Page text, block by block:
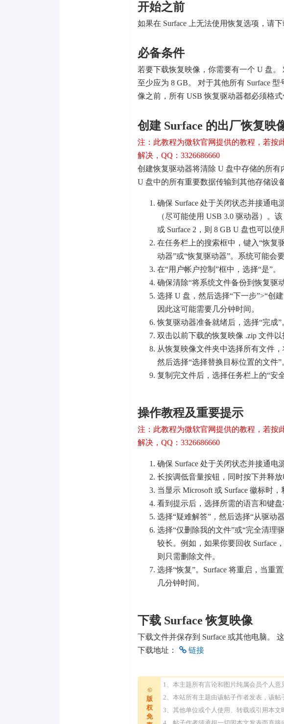
开始之前
如果在 Surface 上无法使用恢复选项，请
必备条件
若要下载恢复映像，你需要有一个 U 盘。
至少应为 8 GB。 对于其他所有 Surface
像之前，所有 USB 恢复驱动器都必须格式
创建 Surface 的出厂恢复映
注：此教程为微软官网提供的教程，若按
解决，QQ：3326686660
创建恢复驱动器将清除 U 盘中存储的所
U 盘中的所有重要数据传输到其他存储设
确保 Surface 处于关闭状态并接通电
（尽可能使用 USB 3.0 驱动器）。
或 Surface 2，则 8 GB U 盘也可以使
在任务栏上的搜索框中，键入“恢复
动器”或“恢复驱动器”。系统可能会
在“用户帐户控制”框中，选择“是”。
确保清除“将系统文件备份到恢复驱
选择 U 盘，然后选择“下一步”>“创
因此这可能需要几分钟时间。
恢复驱动器准备就绪后，选择“完成”
双击以前下载的恢复映像 .zip 文件以
从恢复映像文件夹中选择所有文件
然后选择“选择替换目标位置的文件”
复制完文件后，选择任务栏上的“安
操作教程及重要提示
注：此教程为微软官网提供的教程，若按
解决，QQ：3326686660
确保 Surface 处于关闭状态并接通电
长按调低音量按钮，同时按下并释放
当显示 Microsoft 或 Surface 徽标时，
看到提示后，选择所需的语言和键盘
选择“疑难解答”，然后选择“从驱动器
选择“仅删除我的文件”或“完全清理
较长。例如，如果你要回收 Surface
则只需删除文件。
选择“恢复”。Surface 将重启，当重
几分钟时间。
下载 Surface 恢复映像
下载文件并保存到 Surface 或其他电脑。
下载地址：
链接
©
版
权
免
1、本主题所有言论和图片纯属会员个人意
2、本站所有主题由该帖子作者发表，该帖
3、其他单位或个人使用、转载或引用本文